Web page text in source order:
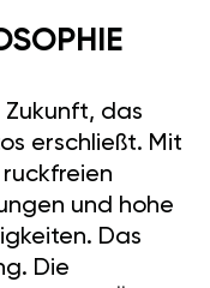
das
erschließt. Mit
und hohe
Das
Die